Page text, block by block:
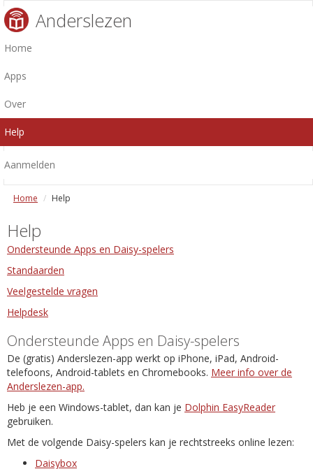
Anderslezen
Home
Apps
Over
Help
Aanmelden
Home Help
Help
Ondersteunde Apps en Daisy-spelers
Standaarden
Veelgestelde vragen
Helpdesk
Ondersteunde Apps en Daisy-spelers
De (gratis) Anderslezen-app werkt op iPhone, iPad, Android-
telefoons, Android-tablets en Chromebooks. Meer info over de
Anderslezen-app.
Heb je een Windows-tablet, dan kan je Dolphin EasyReader
gebruiken.
Met de volgende Daisy-spelers kan je rechtstreeks online lezen:
Daisybox